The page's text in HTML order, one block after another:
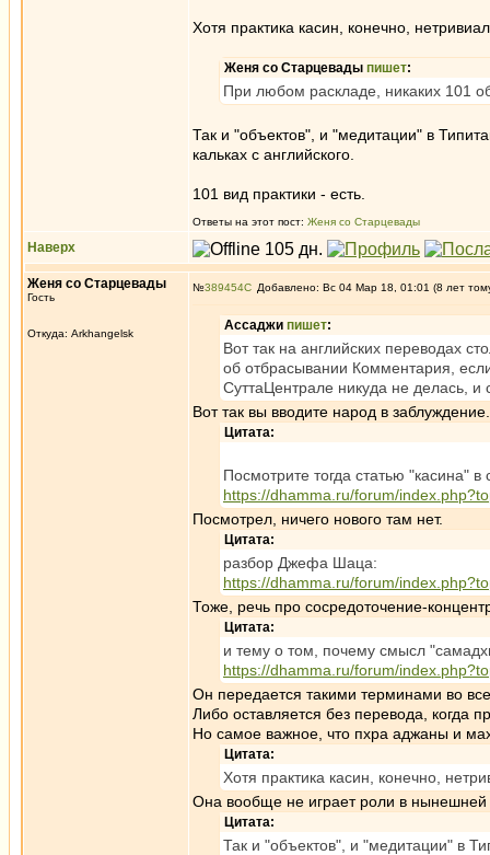
Хотя практика касин, конечно,
Женя со Старцевады пишет:
При любом раскладе, никаких 101
Так и "объектов", и "медитации" в
кальках с английского.
101 вид практики - есть.
Ответы на этот пост: Женя со Старцевады
Наверх
Женя со Старцевады
Гость
Откуда: Arkhangelsk
№389454 Добавлено: Вс 04 Мар 18, 01:01 (8 лет
Ассаджи пишет:
Вот так на английских переводах
об отбрасывании Комментария,
СуттаЦентрале никуда не делась, и
Вот так вы вводите народ в заблуждение.
Цитата:
Посмотрите тогда статью "касина"
https://dhamma.ru/forum/
Посмотрел, ничего нового там нет.
Цитата:
разбор Джефа Шаца:
https://dhamma.ru/forum/
Тоже, речь про сосредоточение-
Цитата:
и тему о том, почему смысл
https://dhamma.ru/forum/
Он передается такими терминами во
Либо оставляется без перевода, когда
Но самое важное, что пхра аджаны и
Цитата:
Хотя практика касин, конечно,
Она вообще не играет роли в нынешней
Цитата:
Так и "объектов", и "медитации" в